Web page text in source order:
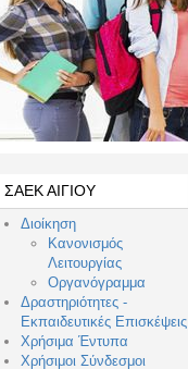
ΣΑΕΚ ΑΙΓΙΟΥ
Διοίκηση
Κανονισμός
Λειτουργίας
Οργανόγραμμα
Δραστηριότητες -
Εκπαιδευτικές Επισκέψεις
Χρήσιμα Έντυπα
Χρήσιμοι Σύνδεσμοι